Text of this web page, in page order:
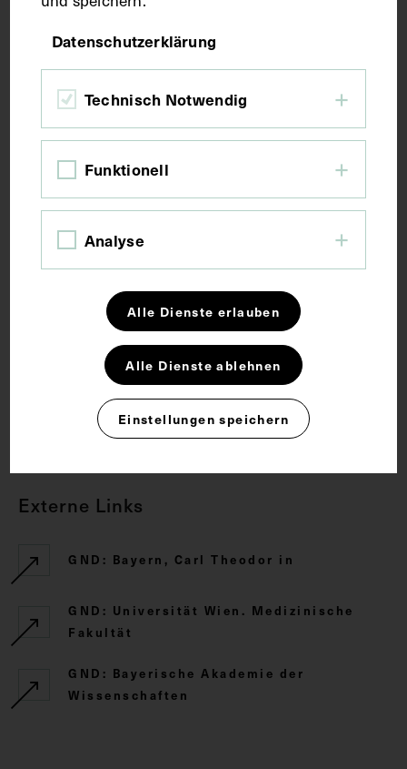
Bildmaß 13,2 x 9,4 cm
Bildmaß inkl. Untergrund 17,6 x 15 cm
Kurzbeschreibung
Geschichte der Medizin, Wien, versehen.
Schlagwörter
Augenheilkunde
CC BY-NC-SA 4.0
Externe Links
GND: Bayern, Carl Theodor in
GND: Universität Wien. Medizinische
Fakultät
GND: Bayerische Akademie der
Wissenschaften
Datenschutzerklärung
Technisch Notwendig
Funktionell
Analyse
Alle Dienste erlauben
Alle Dienste ablehnen
Einstellungen speichern